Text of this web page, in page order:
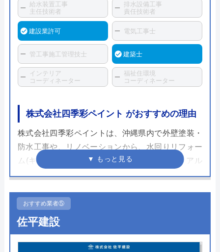
給水装置工事
主任技術者
排水設備工事
責任技術者
建設業許可 電気工事士
管工事施工管理技士 建築士
インテリア
コーディネーター
福祉住環境
コーディネーター
株式会社四季彩ペイント がおすすめの理由
株式会社四季彩ペイントは、沖縄県内で外壁塗装・
防水工事や、リノベーションから、水回りリフォー
ム(キッチン・トイレ・浴室)や、カーポート・アル
ミ鉄骨工事、左官工事まで幅広く対応しています。
一級建築士などの資格保有者が在籍しており、相談
から見積り・設計・施工・管理・アフターまですべ
て自社一貫体制で対応。沖縄県内ならどこでも見
積・出張が無料なので、リフォームで気になる事が
おすすめ業者⑤
佐平建設